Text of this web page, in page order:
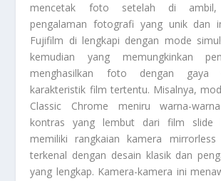
mencetak foto setelah di ambil,
pengalaman fotografi yang unik dan
Fujifilm di lengkapi dengan mode
kemudian yang memungkinkan
menghasilkan foto dengan gaya
karakteristik film tertentu. Misalnya,
Classic Chrome meniru warna-
kontras yang lembut dari film slide
memiliki rangkaian kamera mirrorless
terkenal dengan desain klasik dan
yang lengkap. Kamera-kamera ini